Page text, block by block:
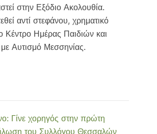
στην Εξόδιο Ακολουθία.
αντί στεφάνου, χρηματικό
Κέντρο Ημέρας Παιδιών και
Αυτισμό Μεσσηνίας.
Γίνε χορηγός στην πρώτη
του Συλλόγου Θεσσαλών